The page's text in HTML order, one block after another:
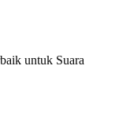
untuk Suara